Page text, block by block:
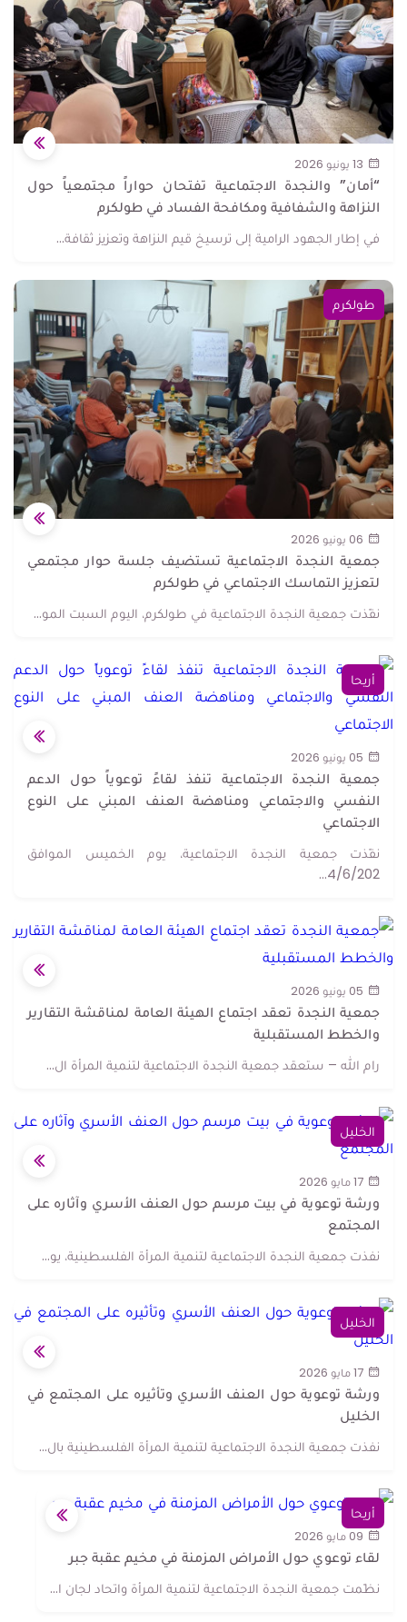
13 يونيو 2026
“أمان” والنجدة الاجتماعية تفتحان حواراً مجتمعياً حول
النزاهة والشفافية ومكافحة الفساد في طولكرم
في إطار الجهود الرامية إلى ترسيخ قيم النزاهة وتعزيز ثقافة...
طولكرم
06 يونيو 2026
جمعية النجدة الاجتماعية تستضيف جلسة حوار مجتمعي
لتعزيز التماسك الاجتماعي في طولكرم
نفّذت جمعية النجدة الاجتماعية في طولكرم، اليوم السبت المو...
أريحا
05 يونيو 2026
جمعية النجدة الاجتماعية تنفذ لقاءً توعوياً حول الدعم
النفسي والاجتماعي ومناهضة العنف المبني على النوع
الاجتماعي
نفّذت جمعية النجدة الاجتماعية، يوم الخميس الموافق
4/6/202...
05 يونيو 2026
جمعية النجدة تعقد اجتماع الهيئة العامة لمناقشة التقارير
والخطط المستقبلية
رام الله – ستعقد جمعية النجدة الاجتماعية لتنمية المرأة ال...
الخليل
17 مايو 2026
ورشة توعوية في بيت مرسم حول العنف الأسري وآثاره على
المجتمع
نفذت جمعية النجدة الاجتماعية لتنمية المرأة الفلسطينية، يو...
الخليل
17 مايو 2026
ورشة توعوية حول العنف الأسري وتأثيره على المجتمع في
الخليل
نفذت جمعية النجدة الاجتماعية لتنمية المرأة الفلسطينية بال...
أريحا
09 مايو 2026
لقاء توعوي حول الأمراض المزمنة في مخيم عقبة جبر
نظّمت جمعية النجدة الاجتماعية لتنمية المرأة واتحاد لجان ا...